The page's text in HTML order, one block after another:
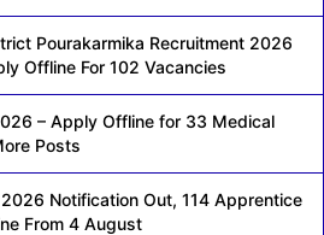
Pourakarmika Recruitment 2026
Offline For 102 Vacancies
– Apply Offline for 33 Medical
Posts
Notification Out, 114 Apprentice
From 4 August